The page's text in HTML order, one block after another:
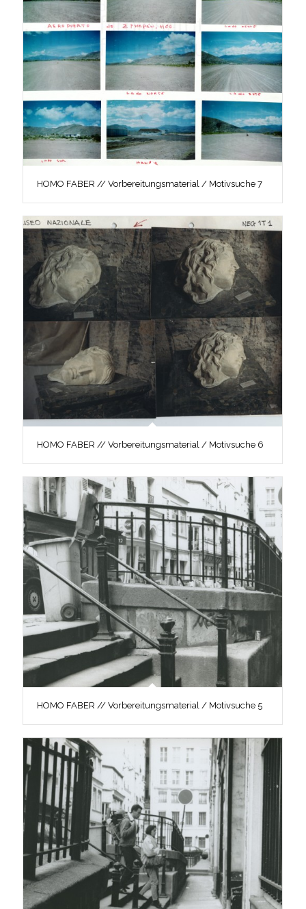
HOMO FABER // Vorbereitungsmaterial / Motivsuche 7
HOMO FABER // Vorbereitungsmaterial / Motivsuche 6
HOMO FABER // Vorbereitungsmaterial / Motivsuche 5